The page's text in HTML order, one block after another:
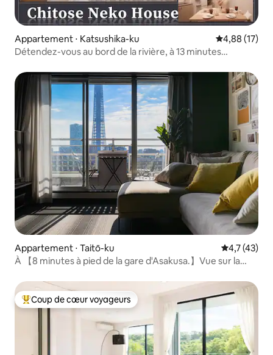
Appartement ⋅ Katsushika-ku Évaluation
4,88 (17)
Détendez-vous au bord de la rivière, à 13 minutes
Appartement ⋅ Taitō-ku Évaluation
4,7 (43)
À 【8 minutes à pied de la gare d'Asakusa.】Vue sur la
Coups de cœur voyageurs les plus appréciés
Coup de cœur voyageurs